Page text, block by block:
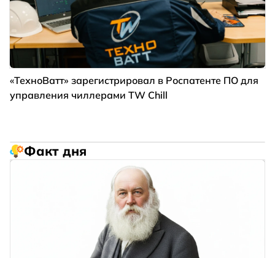
«ТехноВатт» зарегистрировал в Роспатенте ПО для
управления чиллерами TW Chill
Факт дня